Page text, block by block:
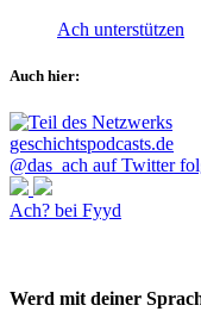
Ach unterstützen
Auch hier:
@das_ach auf Twitter
Ach? bei Fyyd
Werd mit deiner